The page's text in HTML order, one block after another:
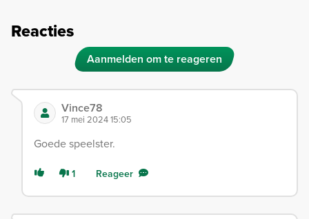
Reacties
Aanmelden om te reageren
Vince78
17 mei 2024 15:05
Goede speelster.
1 Reageer